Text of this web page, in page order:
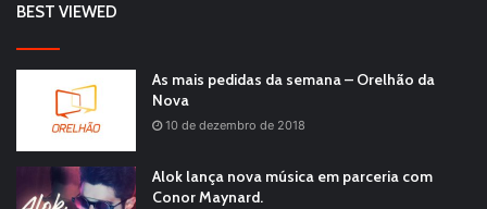
BEST VIEWED
As mais pedidas da semana – Orelhão da
Nova
10 de dezembro de 2018
Alok lança nova música em parceria com
Conor Maynard.